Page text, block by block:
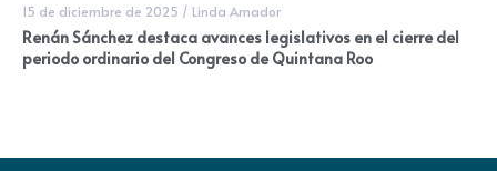
15 de diciembre de 2025 / Linda Amador
Renán Sánchez destaca avances legislativos en el cierre del
periodo ordinario del Congreso de Quintana Roo